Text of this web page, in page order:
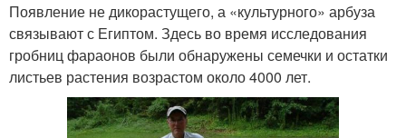
Появление не дикорастущего, а «культурного» арбуза
связывают с Египтом. Здесь во время исследования
гробниц фараонов были обнаружены семечки и остатки
листьев растения возрастом около 4000 лет.